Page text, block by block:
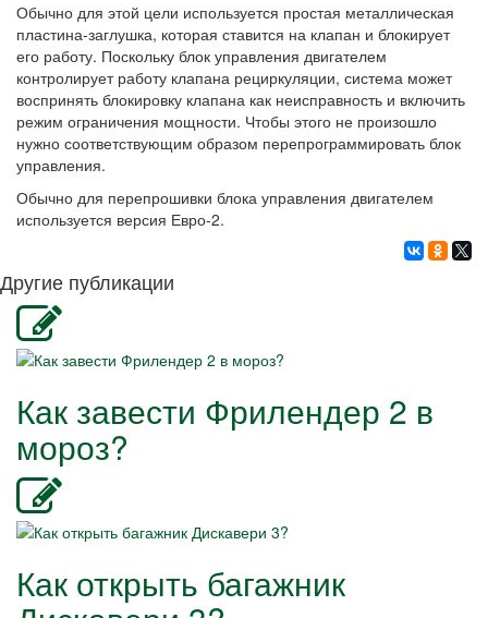
Обычно для этой цели используется простая металлическая
пластина-заглушка, которая ставится на клапан и блокирует
его работу. Поскольку блок управления двигателем
контролирует работу клапана рециркуляции, система может
воспринять блокировку клапана как неисправность и включить
режим ограничения мощности. Чтобы этого не произошло
нужно соответствующим образом перепрограммировать блок
управления.
Обычно для перепрошивки блока управления двигателем
используется версия Евро-2.
Другие публикации
Как завести Фрилендер 2 в
мороз?
Как открыть багажник